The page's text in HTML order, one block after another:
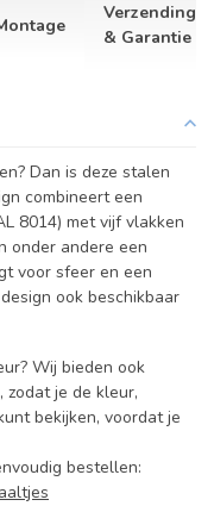
Verzending
& Garantie
Dan is deze stalen
combineert een
8014) met vijf vlakken
onder andere een
voor sfeer en een
ook beschikbaar
Wij bieden ook
je de kleur,
bekijken, voordat je
bestellen: